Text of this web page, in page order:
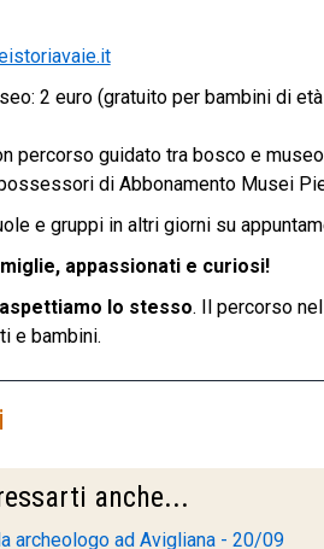
2 euro (gratuito per bambini di
percorso guidato tra bosco e
di Abbonamento Musei
e gruppi in altri giorni su
appassionati e curiosi!
lo stesso. Il percorso
e bambini.
anche...
archeologo ad Avigliana - 20/09